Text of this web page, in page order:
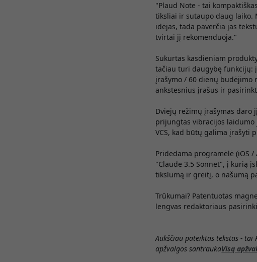
"Plaud Note - tai
tiksliai ir sutaupo daug laiko.
idėjas, tada paverčia jas
tvirtai jį rekomenduoja."
Sukurtas kasdieniam
tačiau turi daugybę funkcijų:
įrašymo / 60 dienų budėjimo
ankstesnius įrašus ir
Dviejų režimų įrašymas daro
prijungtas vibracijos laidumo
VCS, kad būtų galima įrašyti
Pridedama programėlė (iOS
"Claude 3.5 Sonnet", į kurią
tikslumą ir greitį, o našumą
Trūkumai? Patentuotas
lengvas redaktoriaus
Aukščiau pateiktas tekstas - tai
apžvalgos santraukaVisą